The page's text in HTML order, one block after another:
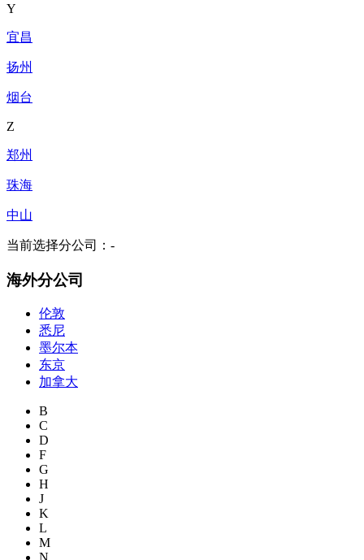
Y
宜昌
扬州
烟台
Z
郑州
珠海
中山
当前选择分公司： -
海外分公司
伦敦
悉尼
墨尔本
东京
加拿大
B
C
D
F
G
H
J
K
L
M